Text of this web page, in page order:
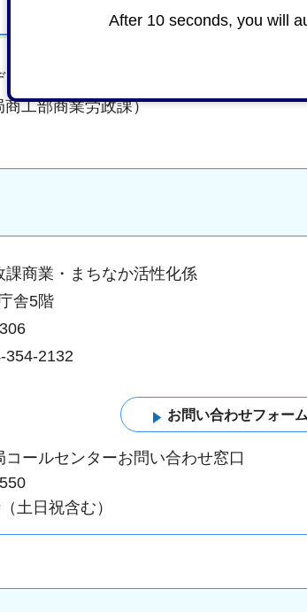
After 10 seconds, you will
タル商品券実行委員会
商工部商業労政課）
商業・まちなか活性化係
舎5階
354-2132
コールセンターお問い合わせ窓口
土日祝含む）